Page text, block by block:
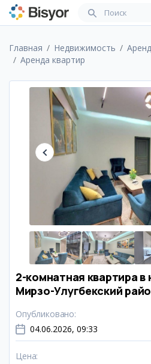
Главная Недвижимость
Аренда квартир
2-комнатная квартира в
Мирзо-Улугбекский
Опубликовано:
04.06.2026, 09:33
Цена: